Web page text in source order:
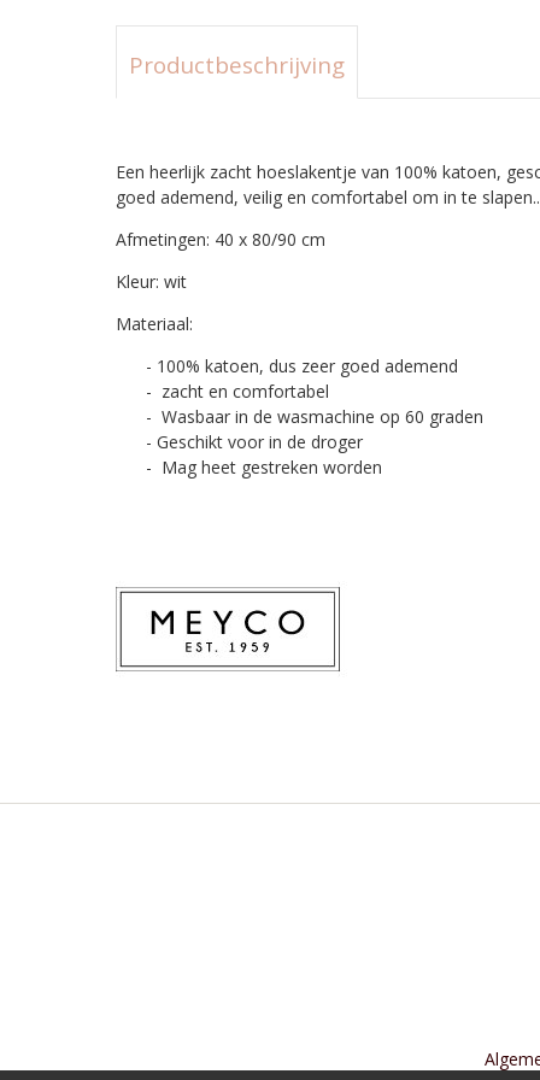
Productbeschrijving
Een heerlijk zacht hoeslakentje van 100% katoen,
goed ademend, veilig en comfortabel om in te slapen.
Afmetingen: 40 x 80/90 cm
Kleur: wit
Materiaal:
- 100% katoen, dus zeer goed ademend
- zacht en comfortabel
- Wasbaar in de wasmachine op 60 graden
- Geschikt voor in de droger
- Mag heet gestreken worden